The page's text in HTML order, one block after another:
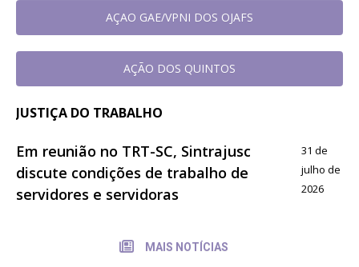
AÇAO GAE/VPNI DOS OJAFS
AÇÃO DOS QUINTOS
JUSTIÇA DO TRABALHO
Em reunião no TRT-SC, Sintrajusc
discute condições de trabalho de
servidores e servidoras
31 de
julho de
2026
MAIS NOTÍCIAS